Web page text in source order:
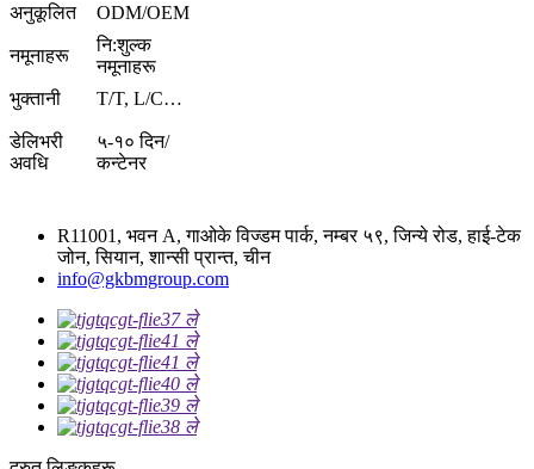
अनुकूलित
ODM/OEM
नमूनाहरू
नि:शुल्क
नमूनाहरू
भुक्तानी
T/T, L/C…
डेलिभरी
अवधि
५-१० दिन/
कन्टेनर
R11001, भवन A, गाओके विज्डम पार्क, नम्बर ५९, जिन्ये रोड, हाई-टेक
जोन, सियान, शान्सी प्रान्त, चीन
info@gkbmgroup.com